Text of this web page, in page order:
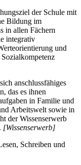
der Schule mit
Bildung im
in allen Fächern
integrativ
und
anschlussfähiges
das es ihnen
in Familie und
Arbeitswelt sowie in
der Wissenserwerb
[Wissenserwerb]
Schreiben und